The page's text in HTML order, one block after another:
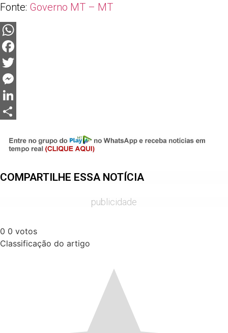
Fonte: Governo MT – MT
WhatsApp
Facebook
Twitter
Messenger
LinkedIn
COMPARTILHE ESSA NOTÍCIA
publicidade
0 0 votos
Classificação do artigo